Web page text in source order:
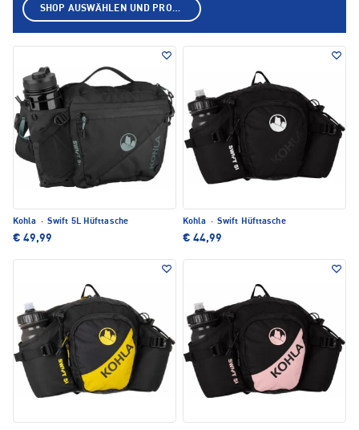
Kohla · Swift 5L Hüfttasche
€ 49,99
Kohla · Swift Hüfttasche
€ 44,99
SHOP AUSWÄHLEN UND PRODUKTE ANZEIGEN